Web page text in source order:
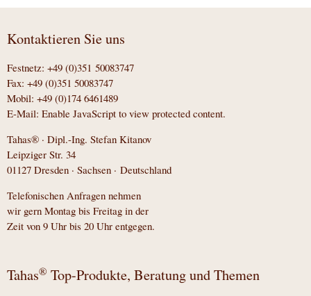
Kontaktieren Sie uns
Festnetz: +49 (0)351 50083747
Fax: +49 (0)351 50083747
Mobil: +49 (0)174 6461489
E-Mail: Enable JavaScript to view protected content.
Tahas® · Dipl.-Ing. Stefan Kitanov
Leipziger Str. 34
01127 Dresden · Sachsen · Deutschland
Telefonischen Anfragen nehmen
wir gern Montag bis Freitag in der
Zeit von 9 Uhr bis 20 Uhr entgegen.
Tahas® Top-Produkte, Beratung und Themen